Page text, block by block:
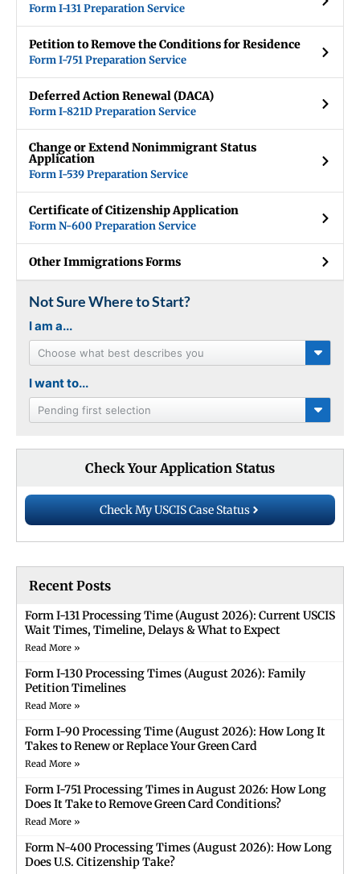
Form I-131 Preparation Service
Petition to Remove the Conditions for Residence
Form I-751 Preparation Service
Deferred Action Renewal (DACA)
Form I-821D Preparation Service
Change or Extend Nonimmigrant Status
Application
Form I-539 Preparation Service
Certificate of Citizenship Application
Form N-600 Preparation Service
Other Immigrations Forms
Not Sure Where to Start?
I am a...
Choose what best describes you
I want to...
Pending first selection
Check Your Application Status
Check My USCIS Case Status
Recent Posts
Form I-131 Processing Time (August 2026): Current USCIS
Wait Times, Timeline, Delays & What to Expect
Read More »
Form I-130 Processing Times (August 2026): Family
Petition Timelines
Read More »
Form I-90 Processing Time (August 2026): How Long It
Takes to Renew or Replace Your Green Card
Read More »
Form I-751 Processing Times in August 2026: How Long
Does It Take to Remove Green Card Conditions?
Read More »
Form N-400 Processing Times (August 2026): How Long
Does U.S. Citizenship Take?